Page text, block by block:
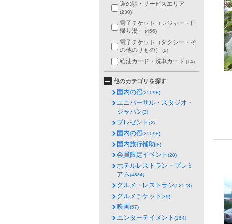
道の駅・サービスエリア
(230)
電子チケット（レジャー・日
帰り湯）
(456)
電子チケット（タクシー・そ
の他のりもの）
(2)
給油カード・洗車カード (14)
他のカテゴリを探す
国内の宿(25098)
ユニバーサル・スタジオ・
ジャパン(3)
プレゼント (2)
国内の宿(25098)
国内旅行補助(8)
会員限定イベント (20)
ホテルレストラン・プレミ
アム(4334)
グルメ・レストラン(52573)
グルメチケット (39)
映画(57)
エンターテイメント (164)